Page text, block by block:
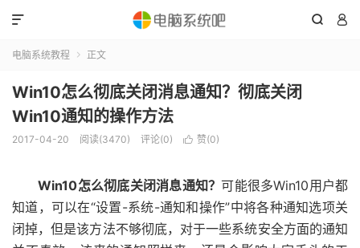
 

电脑系统教程  正文
Win10怎么彻底关闭消息通知？彻底关闭
Win10通知的操作方法
2017-04-20 阅读(3470) 评论(0)  赞(0)
Win10怎么彻底关闭消息通知？ 可能很多Win10用户都
知道，可以在“设置-系统-通知和操作”中将各种通知选项关
闭掉，但是该方法不够彻底，对于一些系统安全方面的通知